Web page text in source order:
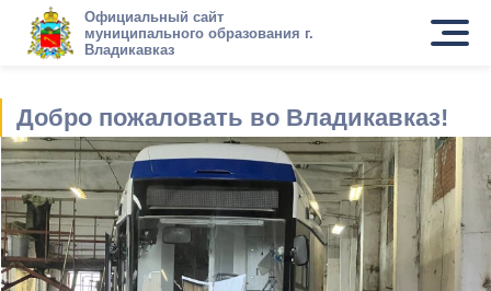
Официальный сайт
муниципального образования г.
Владикавказ
Добро пожаловать во Владикавказ!